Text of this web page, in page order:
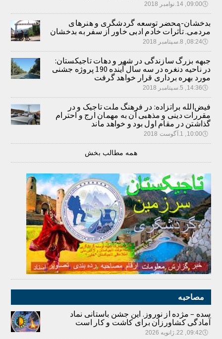
🕔09:00, 14.نوامبر 2018
بدخشان-محضر توسعه گردشگری و هنرهای
مردمی. تأثرات خادم ادبی خاور از سفر به بدخشان
🕔08:24, 8.سپتامبر 2018
جبهه بزرگ سازندگی در شهر و دهات تاجیکستان:
در ناحیه دنغره در سه سال آینده 190 پروژه جشنی
مورد بهره برداری قرار خواهد گرفت
🕔14:36, 5.سپتامبر 2018
فیض‌الله براتزاده: در فرهنگ ملت تاجیک و در
مقررات دینی و مذهبی آن به مهمان ارج و احترام
گذاشتن در مقام اول بود و خواهد ماند
🕔10:00, 1.آگوست 2018
همه مطالب بخش
مصاحبه
سده – مژده از نوروز. این جشن باستانی نماد
آمادگی کشاورزان برای کاشت و کار است
🕔09:42, 22.ژانویه 2026